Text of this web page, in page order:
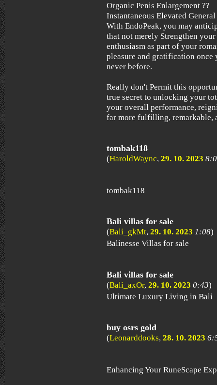
Organic Penis Enlargement ??
Instantaneous Elevated
With EndoPeak, you may
that not merely Strengthen
enthusiasm as part of your
pleasure and gratification
never before.
Really don't Permit this
true secret to unlocking your
your overall performance,
far more fulfilling, remarkable,
tombak118
(HaroldWaync, 29. 10. 2023
tombak118
Bali villas for sale
(Bali_gkMt, 29. 10. 2023 1:08)
Balinesse Villas for sale
Bali villas for sale
(Bali_axOr, 29. 10. 2023 0:43)
Ultimate Luxury Living in Bali
buy osrs gold
(Leonarddooks, 28. 10. 2023
Enhancing Your RuneScape